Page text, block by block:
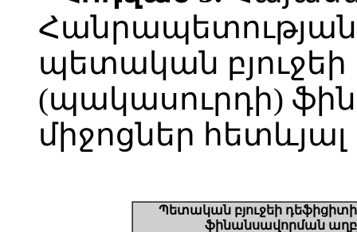
Հանրապետության
պետական
(պակասուրդի)
միջոցներ հետևյալ
Պետական բյուջեի
ֆինանսավորման